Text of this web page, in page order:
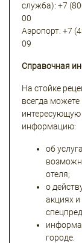
служба): +7
00
Аэропорт: +7
09
Справочная
На стойке
всегда можете
интересующую
информацию:
об
отеля;
о
акциях и
городе.